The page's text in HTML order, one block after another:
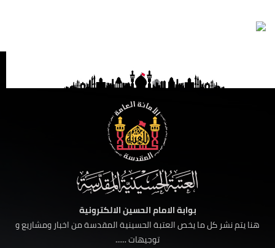
بوابة الامام الحسين الالكترونية
هنا يتم نشر كل ما يخص العتبة الحسينية المقدسة من اخبار ومشاريع و
توجيهات ......